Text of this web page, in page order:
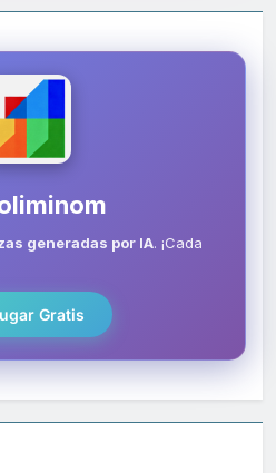
generadas por IA. ¡Cada
Gratis